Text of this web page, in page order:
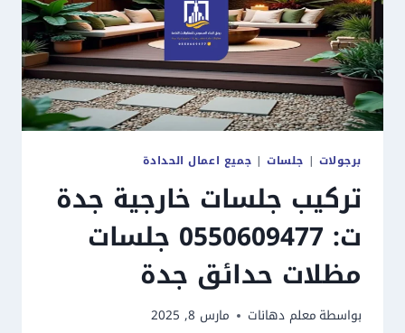
برجولات | جلسات| جميع اعمال الحدادة
تركيب جلسات خارجية جدة
ت: 0550609477 جلسات
مظلات حدائق جدة
بواسطة معلم دهانات مارس 8, 2025